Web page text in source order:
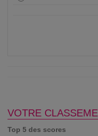
VOTRE
Top 5 des scores